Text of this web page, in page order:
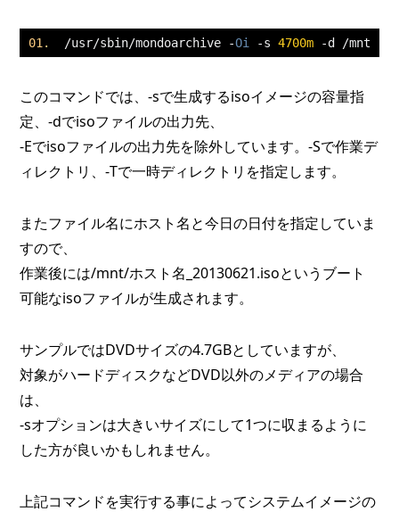
/usr/sbin/mondoarchive -Oi -s 4700m -d /mnt
このコマンドでは、-sで生成するisoイメージの容量指
定、-dでisoファイルの出力先、
-Eでisoファイルの出力先を除外しています。-Sで作業デ
ィレクトリ、-Tで一時ディレクトリを指定します。
またファイル名にホスト名と今日の日付を指定していま
すので、
作業後には/mnt/ホスト名_20130621.isoというブート
可能なisoファイルが生成されます。
サンプルではDVDサイズの4.7GBとしていますが、
対象がハードディスクなどDVD以外のメディアの場合
は、
-sオプションは大きいサイズにして1つに収まるように
した方が良いかもしれません。
上記コマンドを実行する事によってシステムイメージの